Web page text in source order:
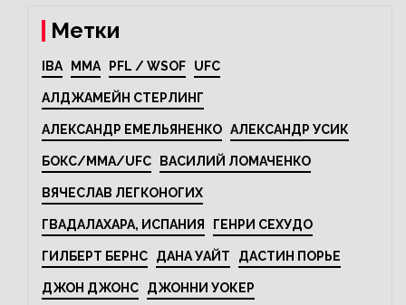
Метки
IBA MMA PFL / WSOF UFC
АЛДЖАМЕЙН СТЕРЛИНГ
АЛЕКСАНДР ЕМЕЛЬЯНЕНКО АЛЕКСАНДР УСИК
БОКС/MMA/UFC ВАСИЛИЙ ЛОМАЧЕНКО
ВЯЧЕСЛАВ ЛЕГКОНОГИХ
ГВАДАЛАХАРА, ИСПАНИЯ ГЕНРИ СЕХУДО
ГИЛБЕРТ БЕРНС ДАНА УАЙТ ДАСТИН ПОРЬЕ
ДЖОН ДЖОНС ДЖОННИ УОКЕР